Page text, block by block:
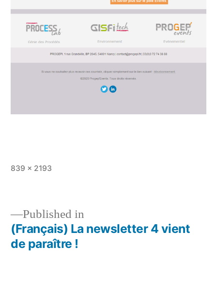
Full
839 × 2193
Post
Published in
(Français) La newsletter 4 vient
de paraître !